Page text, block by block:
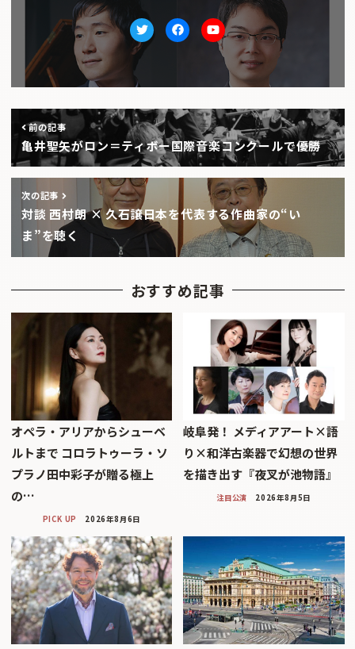
TwitterfacebookYoutube
前の記事
亀井聖矢がロン＝ティボー国際音楽コンクールで優勝
次の記事
対談 西村朗 × 久石譲日本を代表する作曲家の“い
ま”を聴く
おすすめ記事
オペラ・アリアからシューベ
ルトまで コロラトゥーラ・ソ
プラノ田中彩子が贈る極上
の…
PICK UP 2026年8月6日
岐阜発！ メディアアート×語
り×和洋古楽器で幻想の世界
を描き出す『夜叉が池物語』
注目公演 2026年8月5日